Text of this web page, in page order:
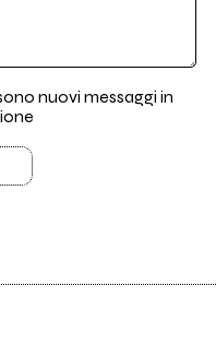
nuovi messaggi in